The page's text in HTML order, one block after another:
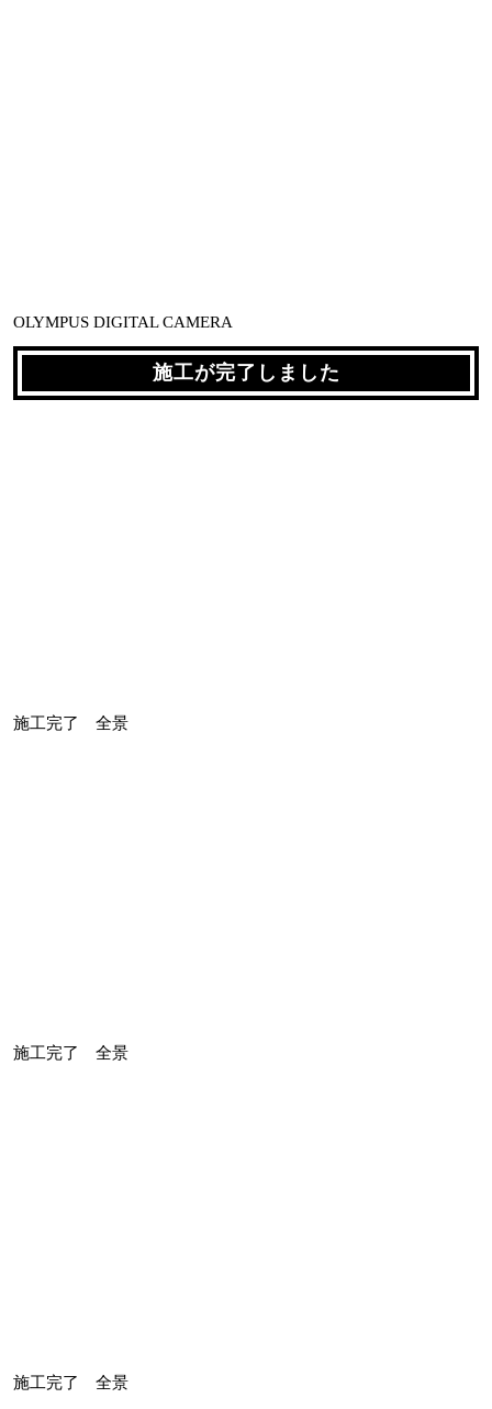
OLYMPUS DIGITAL CAMERA
施工が完了しました
施工完了 全景
施工完了 全景
施工完了 全景